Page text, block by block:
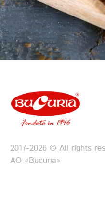
качественные
которые играют
производстве,
текстуру и
аромат и
который мы так
производства,
воплощенный в
2017-2026 © All rights
АО «Bucuria»